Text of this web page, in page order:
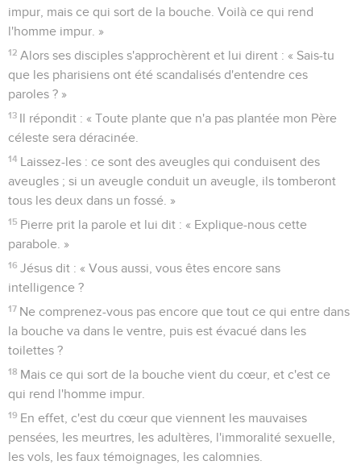
impur, mais ce qui sort de la bouche. Voilà ce qui rend
l'homme impur. »
12 Alors ses disciples s'approchèrent et lui dirent : « Sais-tu
que les pharisiens ont été scandalisés d'entendre ces
paroles ? »
13 Il répondit : « Toute plante que n'a pas plantée mon Père
céleste sera déracinée.
14 Laissez-les : ce sont des aveugles qui conduisent des
aveugles ; si un aveugle conduit un aveugle, ils tomberont
tous les deux dans un fossé. »
15 Pierre prit la parole et lui dit : « Explique-nous cette
parabole. »
16 Jésus dit : « Vous aussi, vous êtes encore sans
intelligence ?
17 Ne comprenez-vous pas encore que tout ce qui entre dans
la bouche va dans le ventre, puis est évacué dans les
toilettes ?
18 Mais ce qui sort de la bouche vient du cœur, et c'est ce
qui rend l'homme impur.
19 En effet, c'est du cœur que viennent les mauvaises
pensées, les meurtres, les adultères, l'immoralité sexuelle,
les vols, les faux témoignages, les calomnies.